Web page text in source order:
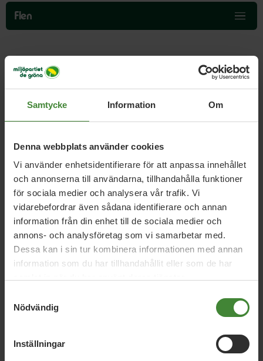
Samtycke Information Om
Denna webbplats använder cookies
Vi använder enhetsidentifierare för att anpassa innehållet
och annonserna till användarna, tillhandahålla funktioner
för sociala medier och analysera vår trafik. Vi
vidarebefordrar även sådana identifierare och annan
information från din enhet till de sociala medier och
annons- och analysföretag som vi samarbetar med.
Dessa kan i sin tur kombinera informationen med annan
information som du har tillhandahållit eller som de har
Nödvändig
Inställningar
Hoppa
över
menyn
Flen
Här hittar du lediga jobb i vår del av landet.
Dela denna sida och hjälp oss
attsprida vårt budskap